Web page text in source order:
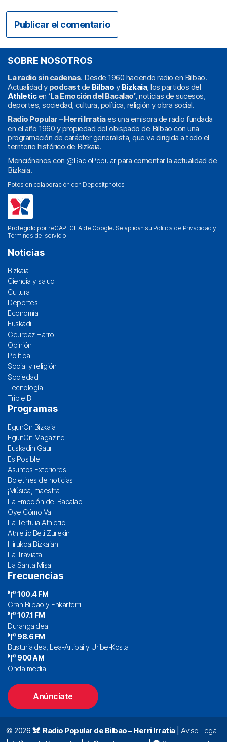
SOBRE NOSOTROS
La radio sin cadenas. Desde 1960 haciendo radio en Bilbao.
Actualidad y podcast de Bilbao y Bizkaia, los partidos del
Athleticen ‘La Emoción del Bacalao’, noticias de sucesos,
deportes, sociedad, cultura, política, religión y obra social.
Radio Popular – Herri Irratiaes una emisora de radio fundada
en el año 1960 y propiedad del obispado de Bilbao con una
programación de carácter generalista, que va dirigida a todo el
territorio histórico de Bizkaia.
Menciónanos con @RadioPopularpara comentar la actualidad de
Bizkaia.
Fotos en colaboración con Depositphotos
Protegido por reCAPTCHA de Google. Se aplican su Política de Privacidad y
Términos del servicio.
Noticias
Bizkaia
Ciencia y salud
Cultura
Deportes
Economía
Euskadi
Geureaz Harro
Opinión
Política
Social y religión
Sociedad
Tecnología
Triple B
Programas
EgunOn Bizkaia
EgunOn Magazine
Euskadin Gaur
Es Posible
Asuntos Exteriores
Boletines de noticias
¡Música, maestra!
La Emoción del Bacalao
Oye Cómo Va
La Tertulia Athletic
Athletic Beti Zurekin
Hirukoa Bizkaian
La Traviata
La Santa Misa
Frecuencias
100.4 FM
Gran Bilbao y Enkarterri
107.1 FM
Durangaldea
98.6 FM
Busturialdea, Lea-Artibai y Uribe-Kosta
900 AM
Onda media
Anúnciate
© 2026 Radio Popular de Bilbao – Herri Irratia| Aviso Legal